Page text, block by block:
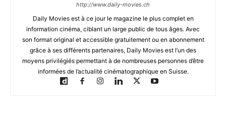
http://www.daily-movies.ch
Daily Movies est à ce jour le magazine le plus complet en
information cinéma, ciblant un large public de tous âges. Avec
son format original et accessible gratuitement ou en abonnement
grâce à ses différents partenaires, Daily Movies est l’un des
moyens privilégiés permettant à de nombreuses personnes d’être
informées de l’actualité cinématographique en Suisse.